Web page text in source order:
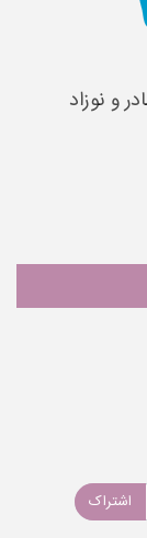
و نوزاد
اشتراک